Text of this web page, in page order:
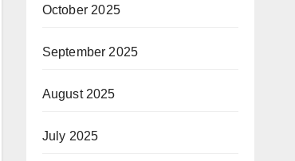
October 2025
September 2025
August 2025
July 2025